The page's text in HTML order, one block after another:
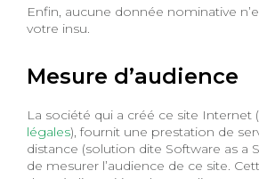
Enfin, aucune donnée nominative
votre insu.
Mesure d’audience
La société qui a créé ce site Internet
légales), fournit une prestation de
distance (solution dite Software as a
de mesurer l’audience de ce site. Cette société met